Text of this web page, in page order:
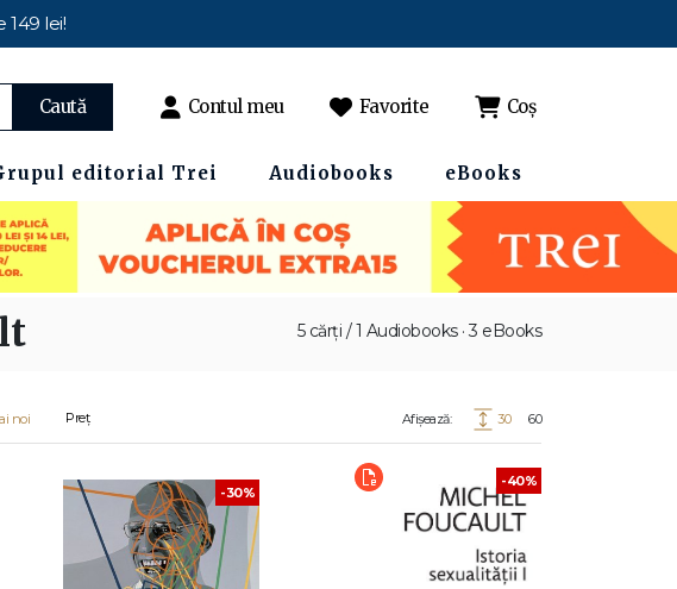
149 lei!
Caută Contul meu Favorite Coș
editorial Trei Audiobooks eBooks
5 cărți / 1 Audiobooks · 3 eBooks
noi Preț Afișează: 30 60
-30%
-40%